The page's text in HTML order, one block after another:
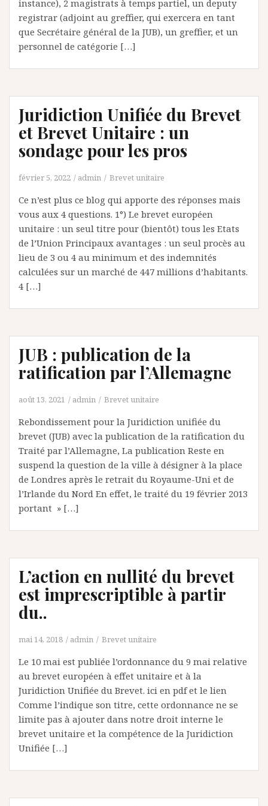
instance), 2 magistrats à temps partiel, un deputy
registrar (adjoint au greffier, qui exercera en tant
que Secrétaire général de la JUB), un greffier, et un
personnel de catégorie […]
Juridiction Unifiée du Brevet
et Brevet Unitaire : un
sondage pour les pros
février 5, 2022 admin Brevet unitaire
Ce n’est plus ce blog qui apporte des réponses mais
vous aux 4 questions. 1°) Le brevet européen
unitaire : un seul titre pour (bientôt) tous les Etats
de l’Union Principaux avantages : un seul procès au
lieu de 3 ou 4 au minimum et des indemnités
calculées sur un marché de 447 millions d’habitants.
4 […]
JUB : publication de la
ratification par l’Allemagne
août 13, 2021 admin Brevet unitaire
Rebondissement pour la Juridiction unifiée du
brevet (JUB) avec la publication de la ratification du
Traité par l’Allemagne, La publication Reste en
suspend la question de la ville à désigner à la place
de Londres après le retrait du Royaume-Uni et de
l’Irlande du Nord En effet, le traité du 19 février 2013
portant » […]
L’action en nullité du brevet
est imprescriptible à partir
du..
mai 14, 2018 admin Brevet unitaire
Le 10 mai est publiée l’ordonnance du 9 mai relative
au brevet européen à effet unitaire et à la
Juridiction Unifiée du Brevet. ici en pdf et le lien
Comme l’indique son titre, cette ordonnance ne se
limite pas à ajouter dans notre droit interne le
brevet unitaire et la compétence de la Juridiction
Unifiée […]